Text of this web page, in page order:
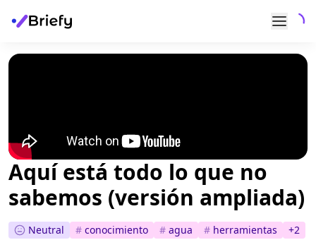
Aquí está todo lo que no
sabemos (versión ampliada)
Neutral # conocimiento # agua # herramientas +2